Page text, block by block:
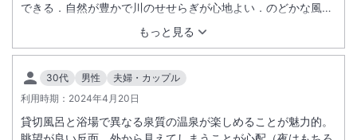
もっと見る
できる．自然が豊かで川のせせらぎが心地よい．のどかな風景
が疲れを癒してくれる．朝食，夕食ごとに女将さんがご挨拶に
出て来られるので感心しました．難点は重要文化財であるダム
に行く道が整っていなかったり，空き家が所々に散在してい
て，ガラスが割れていたり，障子がすだれのように破れていた
り，せっかくののどかな風景が台無しになってしまっている。
30代 男性
夫婦・カップル
利用時期： 2024年4月20日
貸切風呂と浴場で異なる泉質の温泉が楽しめることが魅力的。